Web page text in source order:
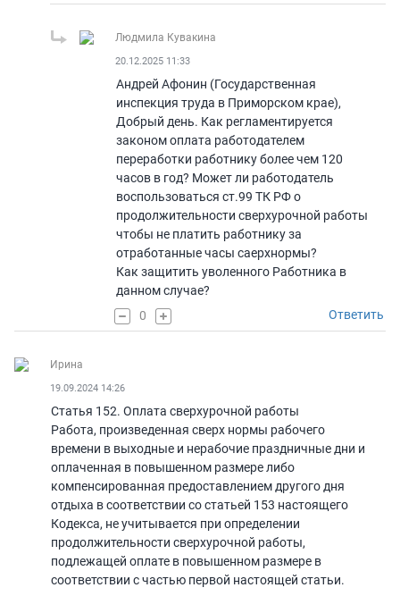
Людмила Кувакина
20.12.2025 11:33
Андрей Афонин (Государственная
инспекция труда в Приморском крае),
Добрый день. Как регламентируется
законом оплата работодателем
переработки работнику более чем 120
часов в год? Может ли работодатель
воспользоваться ст.99 ТК РФ о
продолжительности сверхурочной работы
чтобы не платить работнику за
отработанные часы саерхнормы?
Как защитить уволенного Работника в
данном случае?
Ответить
0
Ирина
19.09.2024 14:26
Статья 152. Оплата сверхурочной работы
Работа, произведенная сверх нормы рабочего
времени в выходные и нерабочие праздничные дни и
оплаченная в повышенном размере либо
компенсированная предоставлением другого дня
отдыха в соответствии со статьей 153 настоящего
Кодекса, не учитывается при определении
продолжительности сверхурочной работы,
подлежащей оплате в повышенном размере в
соответствии с частью первой настоящей статьи.